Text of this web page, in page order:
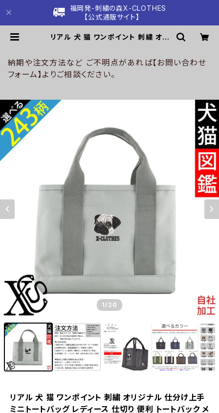
福岡発-刺繍の森X-CLOTHES
【公式通販サイト】
リアル 犬 猫 ワンポイント 刺繍 オリ
メンズ グレー ロゴ 柄 無地 グッズ 父
の日 母の日 プレゼントギフト ハシビ
ロコウ シマエナガ 馬 パンダ ハリネズ
納期や注文方法など ご不明点があれば【お問い合わせ
フォーム】よりご相談ください。
1 /20
リアル 犬 猫 ワンポイント 刺繍 オリジナル 仕分け上手
ミニトートバッグ レディース 仕切り 便利 トートバック メ